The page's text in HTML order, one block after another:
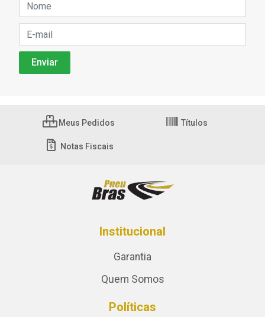
Meus Pedidos Títulos
Notas Fiscais
Institucional
Garantia
Quem Somos
Políticas